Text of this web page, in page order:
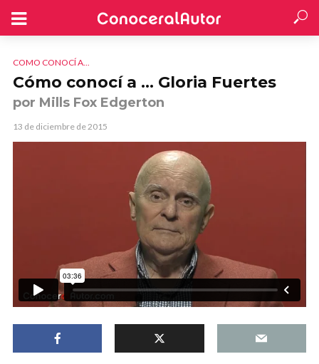
COMO CONOCÍ A...
Cómo conocí a … Gloria Fuertes
por Mills Fox Edgerton
13 de diciembre de 2015